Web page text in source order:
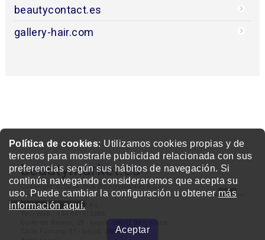
Política de cookies: Utilizamos cookies propias y de
terceros para mostrarle publicidad relacionada con sus
preferencias según sus hábitos de navegación. Si
continúa navegando consideraremos que acepta su
uso. Puede cambiar la configuración u obtener más
información aquí.
Aceptar
beautycontact.es
gallery-hair.com
beautymarket.es
Copyright © 2004-2026 BeautyMarket S.L.
info@beautymarket.es
Calle de Avinyó, 29 - bajos. 08002 Barcelona
Calle Fortuny, 51 - bajos. 28010 Madrid